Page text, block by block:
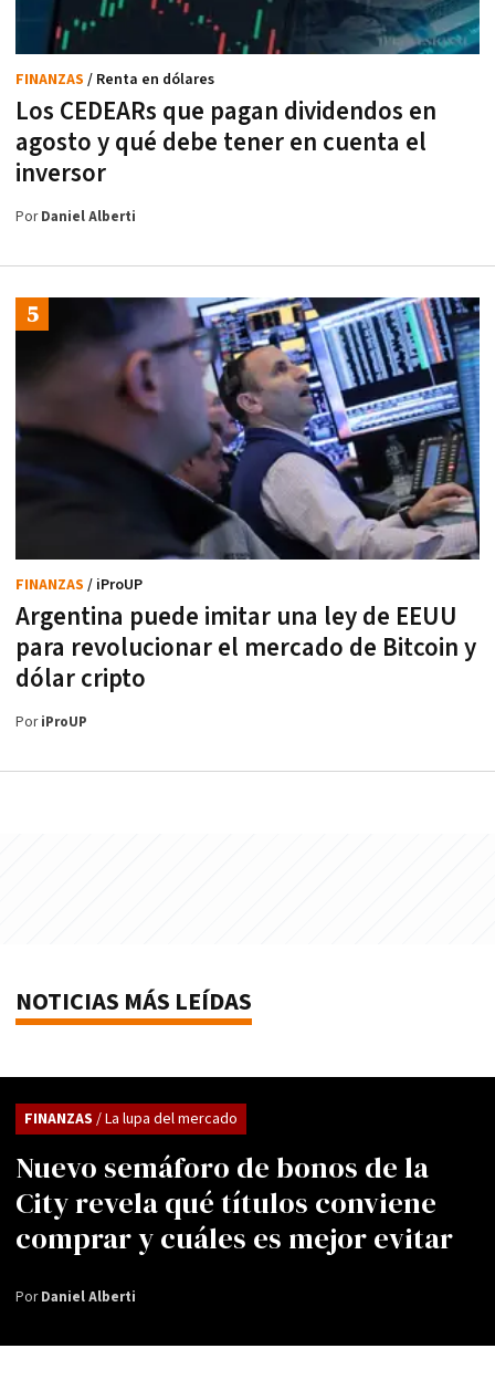
Los CEDEARs que pagan dividendos en
agosto y qué debe tener en cuenta el
inversor
FINANZAS / Renta en dólares
PorDaniel Alberti
Argentina puede imitar una ley de EEUU
para revolucionar el mercado de Bitcoin y
dólar cripto
FINANZAS / iProUP
PoriProUP
NOTICIAS MÁS LEÍDAS
Nuevo semáforo de bonos de la
City revela qué títulos conviene
comprar y cuáles es mejor evitar
FINANZAS / La lupa del mercado
PorDaniel Alberti